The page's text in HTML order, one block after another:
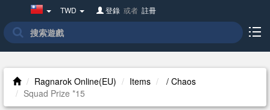
Taiwan(繁
中
文)
TWD 登錄 或者註冊
Ragnarok Online(EU) Items
/ Chaos
Squad Prize *15